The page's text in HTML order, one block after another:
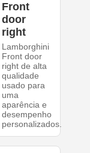
Front
door
right
Lamborghini
Front door
right de alta
qualidade
usado para
uma
aparência e
desempenho
personalizados.